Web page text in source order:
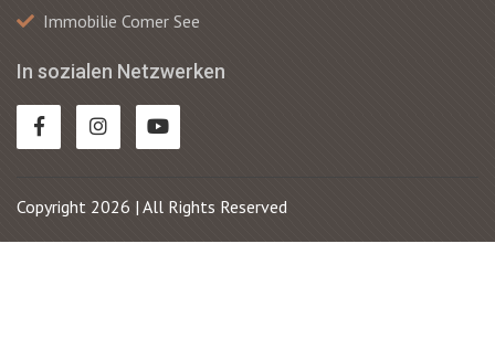
Immobilie Comer See
In sozialen Netzwerken
Copyright 2026 | All Rights Reserved